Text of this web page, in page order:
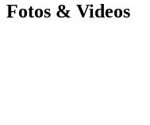
Fotos & Videos